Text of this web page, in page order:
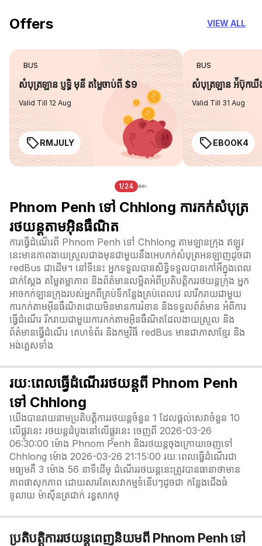
Offers VIEW ALL
BUS
សំបុត្រឡាន ប្ញទ្ធិ មុនី តម្លៃចាប់ពី $9
Valid Till 12 Aug
RMJULY
BUS
សំបុត្រឡាន អ៉ីប៊ុកឃី
Valid Till 31 Aug
EBOOK4
1/24
Phnom Penh ទៅ Chhlong ការកក់សំបុត្រ
រថយន្តតាមអ៊ិនធឺណិត
ការធ្វើដំណើរពី Phnom Penh ទៅ Chhlong តាមឡានក្រុង ឥឡូវ
នេះមានភាពងាយស្រួលជាងមុនជាមួយនឹងអេបកក់សំបុត្រអនឡាញដូចជា
redBus ជាដើម។ នៅទីនេះ អ្នកទទួលបានសិទ្ធិទទួលបានកៅអីក្នុងពេល
ជាក់ស្តែង តម្លៃតម្លាភាព និងព័ត៌មានលម្អិតអំពីប្រតិបត្តិកររថយន្តក្រុង អ្នក
អាចកក់ឡានក្រុងរបស់អ្នកពីគ្រប់ទីកន្លែងគ្រប់ពេលវេ លារីករាយជាមួយ
ការកក់តាមអ៊ីនធឺណិតដោយមិនមានការរំខាន និងទទួលព័ត៌មាន អំពីការ
ធ្វើដំណើរ រីករាយជាមួយការកក់តាមអ៊ិនធឺណិតដែលងាយស្រួល និង
ព័ត៌មានធ្វើដំណើរ គេហទំព័រ និងកម្មវិធី redBus មានជាភាសាខ្មែរ និង
អង់គ្លេសទាំង
រយៈពេលធ្វើដំណើររថយន្តពី Phnom Penh
ទៅ Chhlong
យើងបានរាយនាមប្រតិបត្តិការរថយន្តចំនួន 1 ដែលផ្តល់សេវាចំនួន 10
លើផ្លូវនេះ រថយន្តដំបូងនៅលើផ្លូវនេះ ចេញពី 2026-03-26
06:30:00 ម៉ោង Phnom Penh និងរថយន្តចុងក្រោយចេញទៅ
Chhlong ម៉ោង 2026-03-26 21:15:00 រយៈពេលធ្វើដំណើរជា
មធ្យមគឺ 3 ម៉ោង 56 នាទី​ដើម្ ដំណើររថយន្តនេះត្រូវបានធានាថាមាន
ភាពផាសុកភាព ដោយសារតែសេវាកម្មទំនើបៗដូចជា កន្លែងជើងធំ
ទូលាយ ម៉ាស៊ីនត្រជាក់ រន្ធសាកថ្
ប្រតិបត្តិការរថយន្តពេញនិយមពី Phnom Penh ទៅ